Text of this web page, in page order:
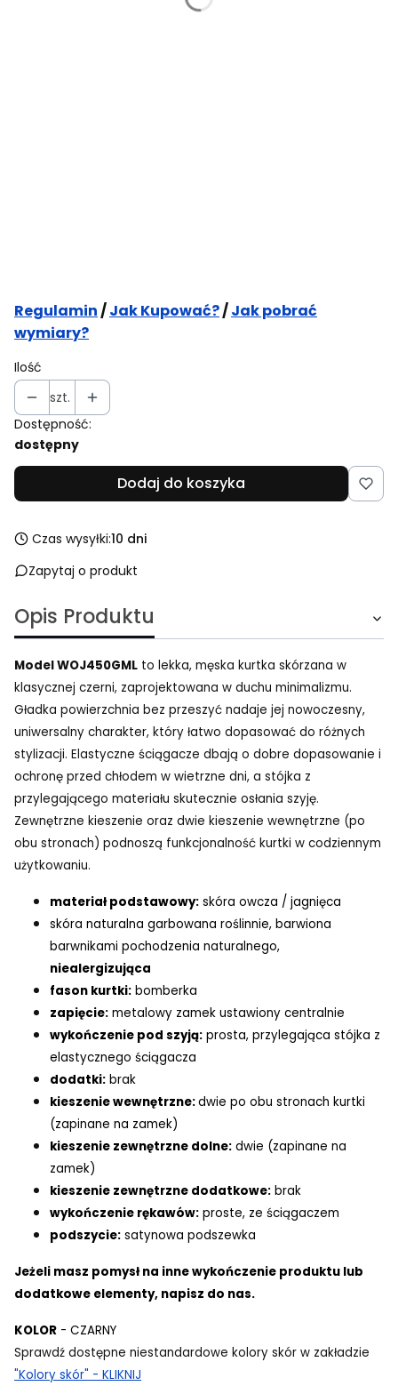
Regulamin/Jak Kupować?/Jak pobrać
wymiary?
Ilość
szt.
Dostępność:
dostępny
Dodaj do koszyka
Czas wysyłki:10 dni
Zapytaj o produkt
Opis Produktu
Model WOJ450GML to lekka, męska kurtka skórzana w
klasycznej czerni, zaprojektowana w duchu minimalizmu.
Gładka powierzchnia bez przeszyć nadaje jej nowoczesny,
uniwersalny charakter, który łatwo dopasować do różnych
stylizacji. Elastyczne ściągacze dbają o dobre dopasowanie i
ochronę przed chłodem w wietrzne dni, a stójka z
przylegającego materiału skutecznie osłania szyję.
Zewnętrzne kieszenie oraz dwie kieszenie wewnętrzne (po
obu stronach) podnoszą funkcjonalność kurtki w codziennym
użytkowaniu.
materiał podstawowy: skóra owcza / jagnięca
skóra naturalna garbowana roślinnie, barwiona
barwnikami pochodzenia naturalnego,
niealergizująca
fason kurtki: bomberka
zapięcie: metalowy zamek ustawiony centralnie
wykończenie pod szyją: prosta, przylegająca stójka z
elastycznego ściągacza
dodatki: brak
kieszenie wewnętrzne:dwie po obu stronach kurtki
(zapinane na zamek)
kieszenie zewnętrzne dolne: dwie (zapinane na
zamek)
kieszenie zewnętrzne dodatkowe: brak
wykończenie rękawów: proste, ze ściągaczem
podszycie: satynowa podszewka
Jeżeli masz pomysł na inne wykończenie produktu lub
dodatkowe elementy, napisz do nas.
KOLOR - CZARNY
Sprawdź dostępne niestandardowe kolory skór w zakładzie
"Kolory skór" - KLIKNIJ